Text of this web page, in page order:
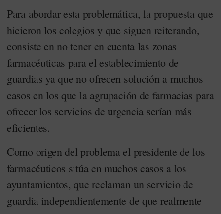
Para abordar esta problemática, la propuesta que
hicieron los colegios y que siguen reiterando,
consiste en no tener en cuenta las zonas
farmacéuticas para el establecimiento de
guardias ya que no ofrecen solución a muchos
casos en los que la agrupación de farmacias para
ofrecer los servicios de urgencia serían más
eficientes.
Como origen del problema el presidente de los
farmacéuticos sitúa en muchos casos a los
ayuntamientos, que reclaman un servicio de
guardia independientemente de que realmente